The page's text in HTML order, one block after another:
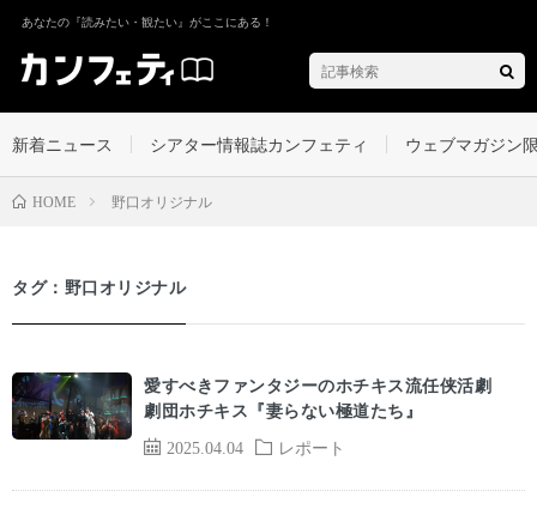
あなたの『読みたい・観たい』がここにある！
新着ニュース シアター情報誌カンフェティ ウェブマガジン
HOME 野口オリジナル
タグ：野口オリジナル
2025.04.04 レポート
愛すべきファンタジーのホチキス流任侠活劇
劇団ホチキス『妻らない極道たち』